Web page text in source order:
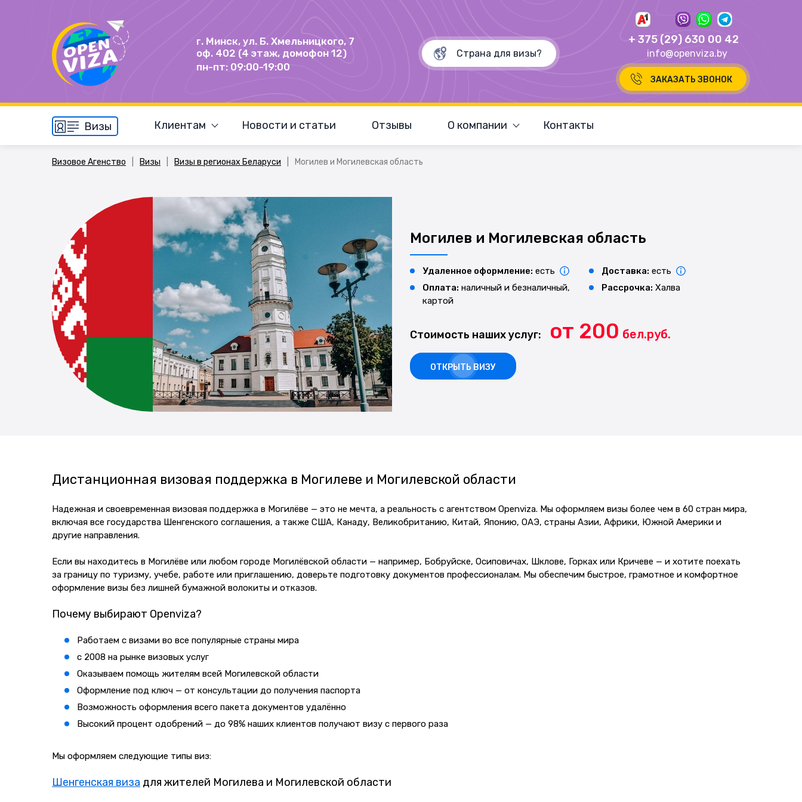
г. Минск, ул. Б. Хмельницкого, 7
оф. 402 (4 этаж, домофон 12)
пн-пт: 09:00-19:00
+ 375 (29) 630 00 42
info@openviza.by
ЗАКАЗАТЬ ЗВОНОК
Визы Клиентам Новости и статьи Отзывы О компании Контакты
Визовое Агенство Визы Визы в регионах Беларуси Могилев и Могилевская область
Могилев и Могилевская область
Удаленное оформление: есть Доставка: есть
Оплата: наличный и безналичный,
картой
Рассрочка: Халва
Стоимость наших услуг: от 200 бел.руб.
ОТКРЫТЬ ВИЗУ
Дистанционная визовая поддержка в Могилеве и Могилевской области
Надежная и своевременная визовая поддержка в Могилёве — это не мечта, а реальность с агентством Openviza. Мы оформляем визы более чем в 60 стран мира,
включая все государства Шенгенского соглашения, а также США, Канаду, Великобританию, Китай, Японию, ОАЭ, страны Азии, Африки, Южной Америки и
другие направления.
Если вы находитесь в Могилёве или любом городе Могилёвской области — например, Бобруйске, Осиповичах, Шклове, Горках или Кричеве — и хотите поехать
за границу по туризму, учебе, работе или приглашению, доверьте подготовку документов профессионалам. Мы обеспечим быстрое, грамотное и комфортное
оформление визы без лишней бумажной волокиты и отказов.
Почему выбирают Openviza?
Работаем с визами во все популярные страны мира
с 2008 на рынке визовых услуг
Оказываем помощь жителям всей Могилевской области
Оформление под ключ — от консультации до получения паспорта
Возможность оформления всего пакета документов удалённо
Высокий процент одобрений — до 98% наших клиентов получают визу с первого раза
Мы оформляем следующие типы виз:
Шенгенская виза для жителей Могилева и Могилевской области